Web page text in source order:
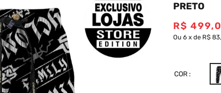
PRETO
R$ 499,
Ou6 x de R$
COR